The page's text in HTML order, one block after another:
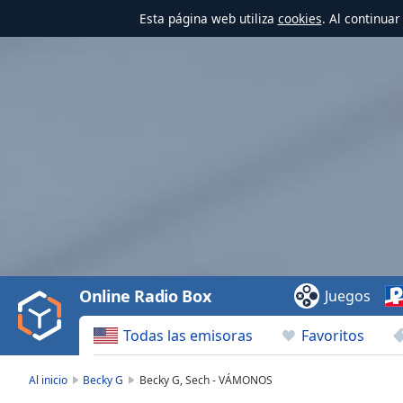
Esta página web utiliza cookies. Al
Video
Play
Backward
Skip
Todas las emisoras Favoritos
Online Radio Box Juegos
Al inicio Becky G Becky G, Sech - VÁMONOS